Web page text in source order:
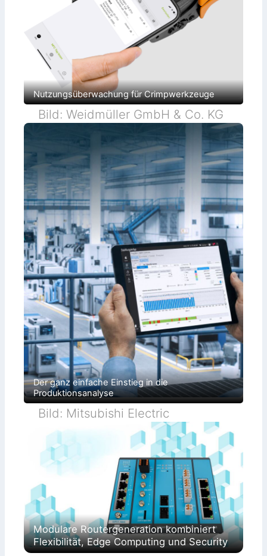
Nutzungsüberwachung für Crimpwerkzeuge
Bild: Weidmüller GmbH & Co. KG
Der ganz einfache Einstieg in die
Produktionsanalyse
Bild: Mitsubishi Electric
Modulare Routergeneration kombiniert
Flexibilität, Edge Computing und Security